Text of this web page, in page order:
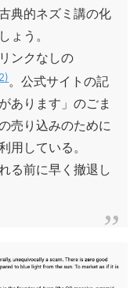
典的ネズミ講の化
ょう。
ンクなしの
2 。公式サイトの記
あります」のごま
売り込みのために
用している。
る前に早く撤退し